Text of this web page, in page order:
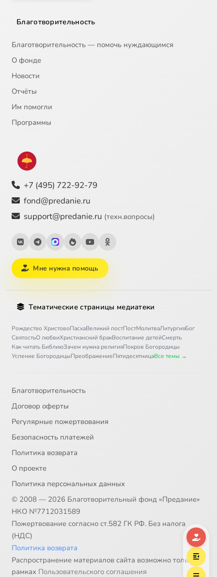
Благотворительность
Благотворительность — помочь нуждающимся
О фонде
Новости
Отчёты
Им помогли
Программы
+7 (495) 722-92-79
fond@predanie.ru
support@predanie.ru (техн.вопросы)
Мне нужна помощь
Тематические страницы медиатеки
Рождество ХристовоПасхаВеликий постПостМолитваЛитургияБог
СвятостьО любвиХристианский бракВоспитание детейСмерть
Как читать БиблиюЗачем нужна религияПокров Богородицы
Успение БогородицыПреображениеПятидесятницаВсе темы →
Благотворительность
Договор оферты
Регулярные пожертвования
Безопасность платежей
Политика возврата
О проекте
Политика персональных данных
© 2008 — 2026 Благотворительный фонд «Предание»
НКО №7712031589
Пожертвование согласно ст.582 ГК РФ. Без налога
(НДС)
Политика возврата
Распространение материалов сайта возможно только в
рамках Пользовательского соглашения